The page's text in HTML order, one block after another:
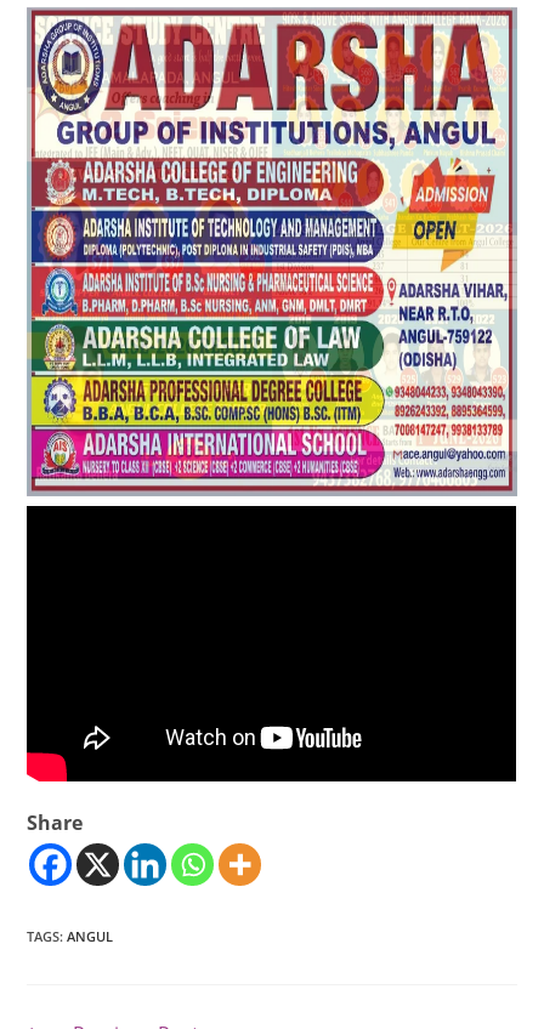
Share
TAGS:ANGUL